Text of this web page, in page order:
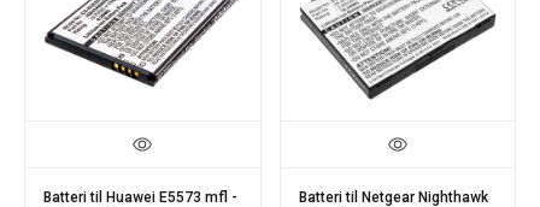
Batteri til Huawei E5573 mfl -
Batteri til Netgear Nighthawk